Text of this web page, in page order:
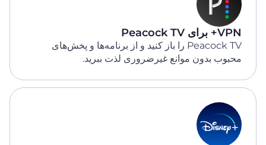
VPN+ برای Peacock TV
Peacock TV را باز کنید و از برنامه‌ها و پخش‌های
محبوب بدون موانع غیرضروری لذت ببرید.